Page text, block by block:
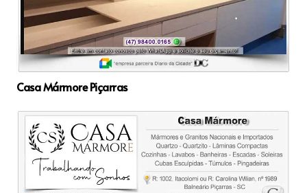
Casa Mármore Piçarras